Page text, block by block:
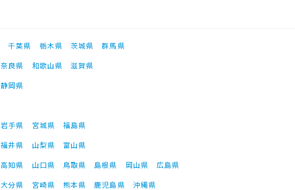
千葉県 栃木県 茨城県
群馬県
奈良県 和歌山県
滋賀県
静岡県
岩手県 宮城県
福島県
福井県 山梨県
富山県
高知県 山口県 鳥取県 島根県 岡山県
広島県
大分県 宮崎県 熊本県 鹿児島県 沖縄県